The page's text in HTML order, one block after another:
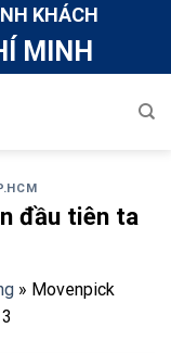
KHÁCH
MINH
đầu tiên ta
» Movenpick